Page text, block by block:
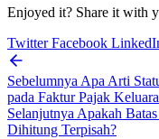
Enjoyed it? Share it with
TwitterFacebook
Sebelumnya Apa Arti
pada Faktur Pajak
Selanjutnya Apakah
Dihitung Terpisah?